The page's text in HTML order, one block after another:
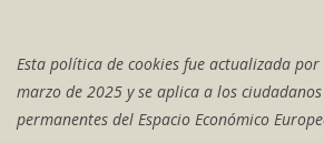
Esta política de cookies fue actualizada
marzo de 2025 y se aplica a los
permanentes del Espacio Económico